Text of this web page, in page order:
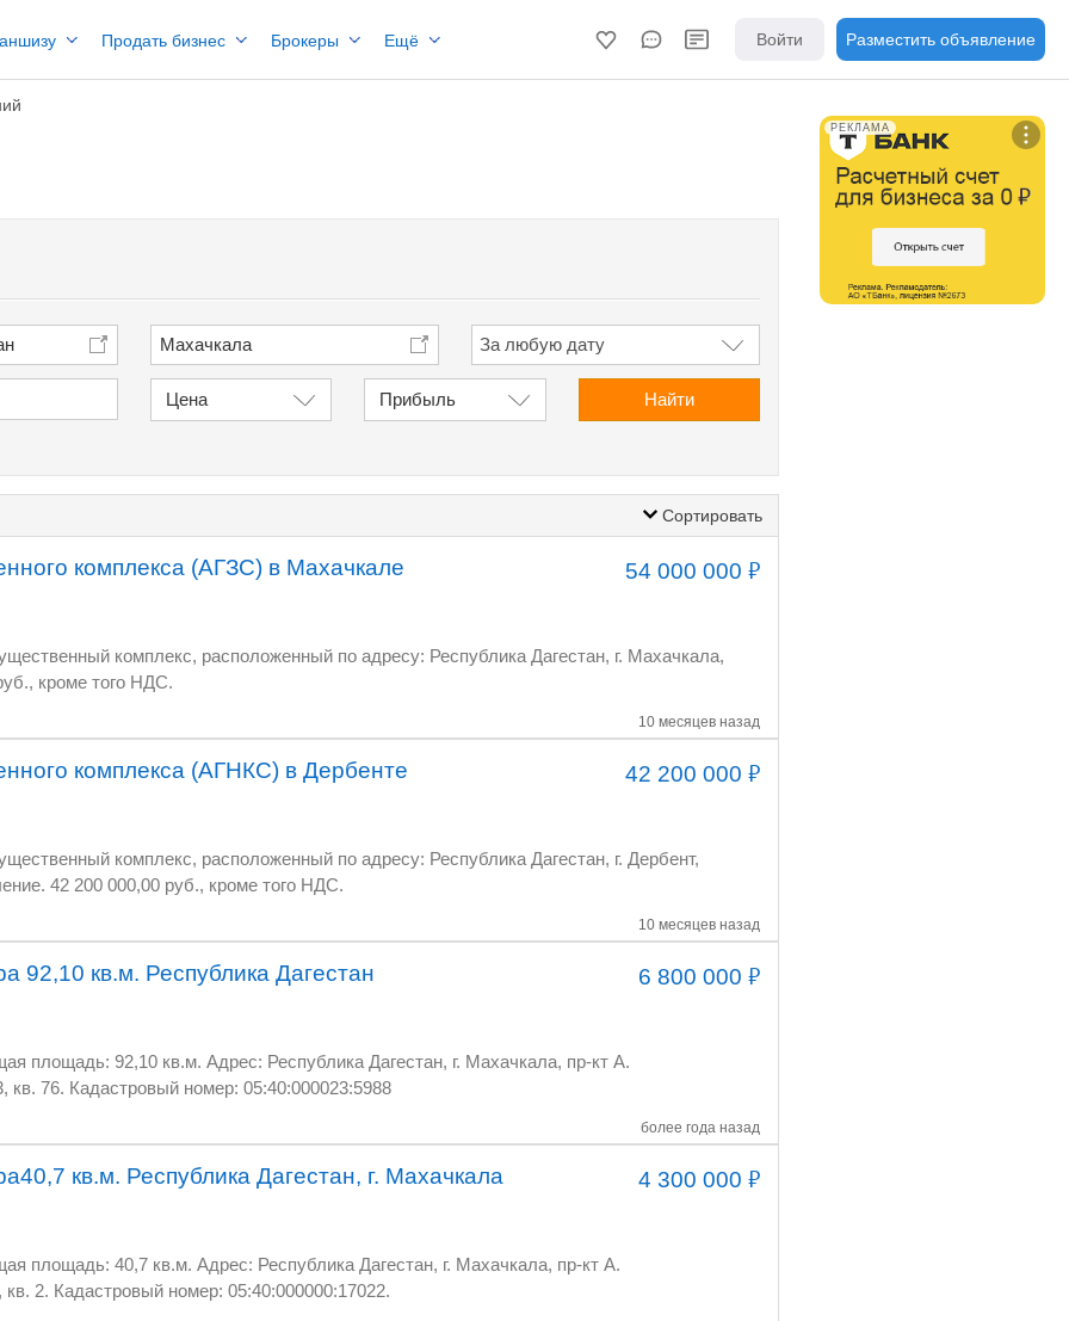
Продать бизнес Брокеры Ещё Войти Разместить объявление
Махачкала
Цена Прибыль Найти
Сортировать
54 000 000₽
10 месяцев назад
комплекса (АГЗС) в Махачкале
расположенный по адресу: Республика Дагестан, г. Махачкала,
кроме того НДС.
42 200 000₽
10 месяцев назад
комплекса (АГНКС) в Дербенте
комплекс, расположенный по адресу: Республика Дагестан, г. Дербент,
42 200 000,00 руб., кроме того НДС.
6 800 000₽
более года назад
92,10 кв.м. Республика Дагестан
92,10 кв.м. Адрес: Республика Дагестан, г. Махачкала, пр-кт А.
Акушинского, д. 80, корп. 3, кв. 76. Кадастровый номер: 05:40:000023:5988
4 300 000₽
кв.м. Республика Дагестан, г. Махачкала
40,7 кв.м. Адрес: Республика Дагестан, г. Махачкала, пр-кт А.
Акушинского, д. 30Д, уч. 1, кв. 2. Кадастровый номер: 05:40:000000:17022.
РЕКЛАМА